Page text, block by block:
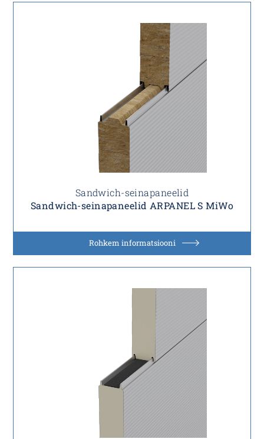
Sandwich-seinapaneelid
Sandwich-seinapaneelid ARPANEL S MiWo
Rohkem informatsiooni